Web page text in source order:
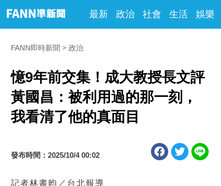
最新 政治 社會 生活 娛樂
FANN即時新聞 政治
憶9年前交集！成大教授長文評
黃國昌：被利用過的那一刻，
我看清了他的真面目
發布時間：2025/10/4 00:02
記者林書昀／台北報導